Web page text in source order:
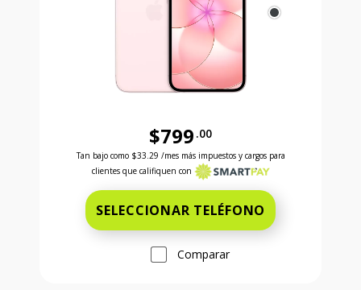
$799 .00
Antes el precio era 799 dollars and 00 cents
Tan bajo como $33.29 /mes más impuestos y cargos para
clientes que califiquen con
SELECCIONAR TELÉFONO
Comparar